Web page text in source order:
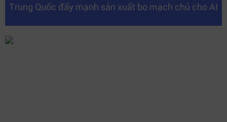
Trung Quốc đẩy mạnh sản xuất bo mạch chủ cho AI